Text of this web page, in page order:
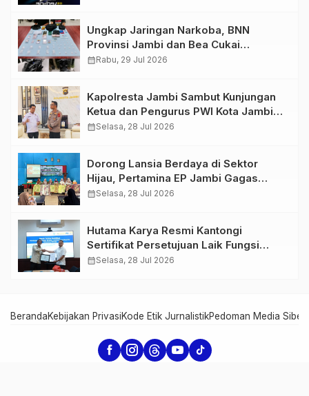
Ungkap Jaringan Narkoba, BNN
Provinsi Jambi dan Bea Cukai
Amankan Sembilan Pelaku beserta
calendar_monthRabu, 29 Jul 2026
Kapolresta Jambi Sambut Kunjungan
Ketua dan Pengurus PWI Kota Jambi
Perkuat Sinergi dan Kolaborasi
calendar_monthSelasa, 28 Jul 2026
Dorong Lansia Berdaya di Sektor
Hijau, Pertamina EP Jambi Gagas
Lansiapreneur Batik Eco-Print
calendar_monthSelasa, 28 Jul 2026
Hutama Karya Resmi Kantongi
Sertifikat Persetujuan Laik Fungsi
Struktur Jembatan Musi V Tol
calendar_monthSelasa, 28 Jul 2026
BerandaKebijakan PrivasiKode Etik JurnalistikPedoman Media Siber